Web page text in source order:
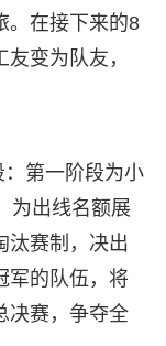
。在接下来的8
变为队友，
第一阶段为小
为出线名额展
汰赛制，决出
军的队伍，将
决赛，争夺全